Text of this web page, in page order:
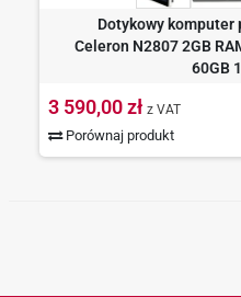
Dotykowy komputer
Celeron N2807 2GB
60GB
3 590,00 zł z VAT
Porównaj produkt